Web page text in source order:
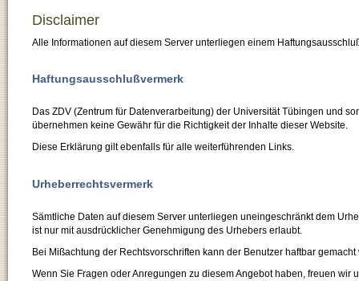
Disclaimer
Alle Informationen auf diesem Server unterliegen einem
Haftungsausschlußvermerk
Das ZDV (Zentrum für Datenverarbeitung) der Universität Tübingen und
übernehmen keine Gewähr für die Richtigkeit der Inhalte dieser Website.
Diese Erklärung gilt ebenfalls für alle weiterführenden Links.
Urheberrechtsvermerk
Sämtliche Daten auf diesem Server unterliegen uneingeschränkt dem
ist nur mit ausdrücklicher Genehmigung des Urhebers erlaubt.
Bei Mißachtung der Rechtsvorschriften kann der Benutzer haftbar gemacht
Wenn Sie Fragen oder Anregungen zu diesem Angebot haben, freuen wir